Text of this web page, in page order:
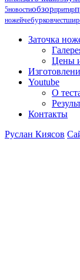
5новостиобзорпритир
ножейчебурковчест
Заточка
Цены
Youtube
О
Контакты
Руслан Киясов